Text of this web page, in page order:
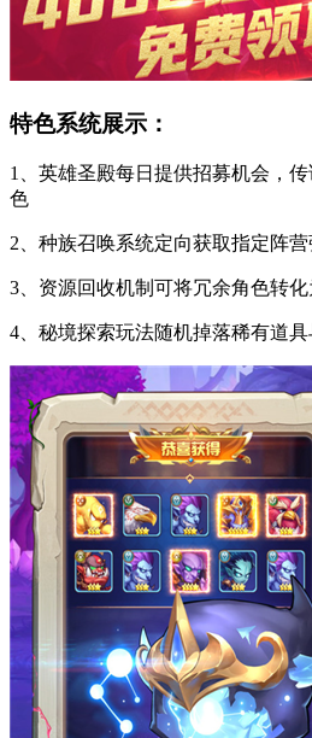
特色系统展示：
1、英雄圣殿每日提供招募机会，
色
2、种族召唤系统定向获取指定阵
3、资源回收机制可将冗余角色转
4、秘境探索玩法随机掉落稀有道